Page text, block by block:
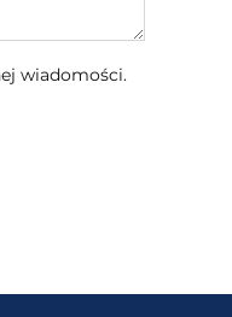
wiadomości.